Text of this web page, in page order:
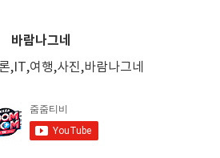
바람나그네
,IT,여행,사진,바람나그네